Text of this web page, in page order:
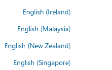
English (Ireland)
English (Malaysia)
English (New Zealand)
English (Singapore)